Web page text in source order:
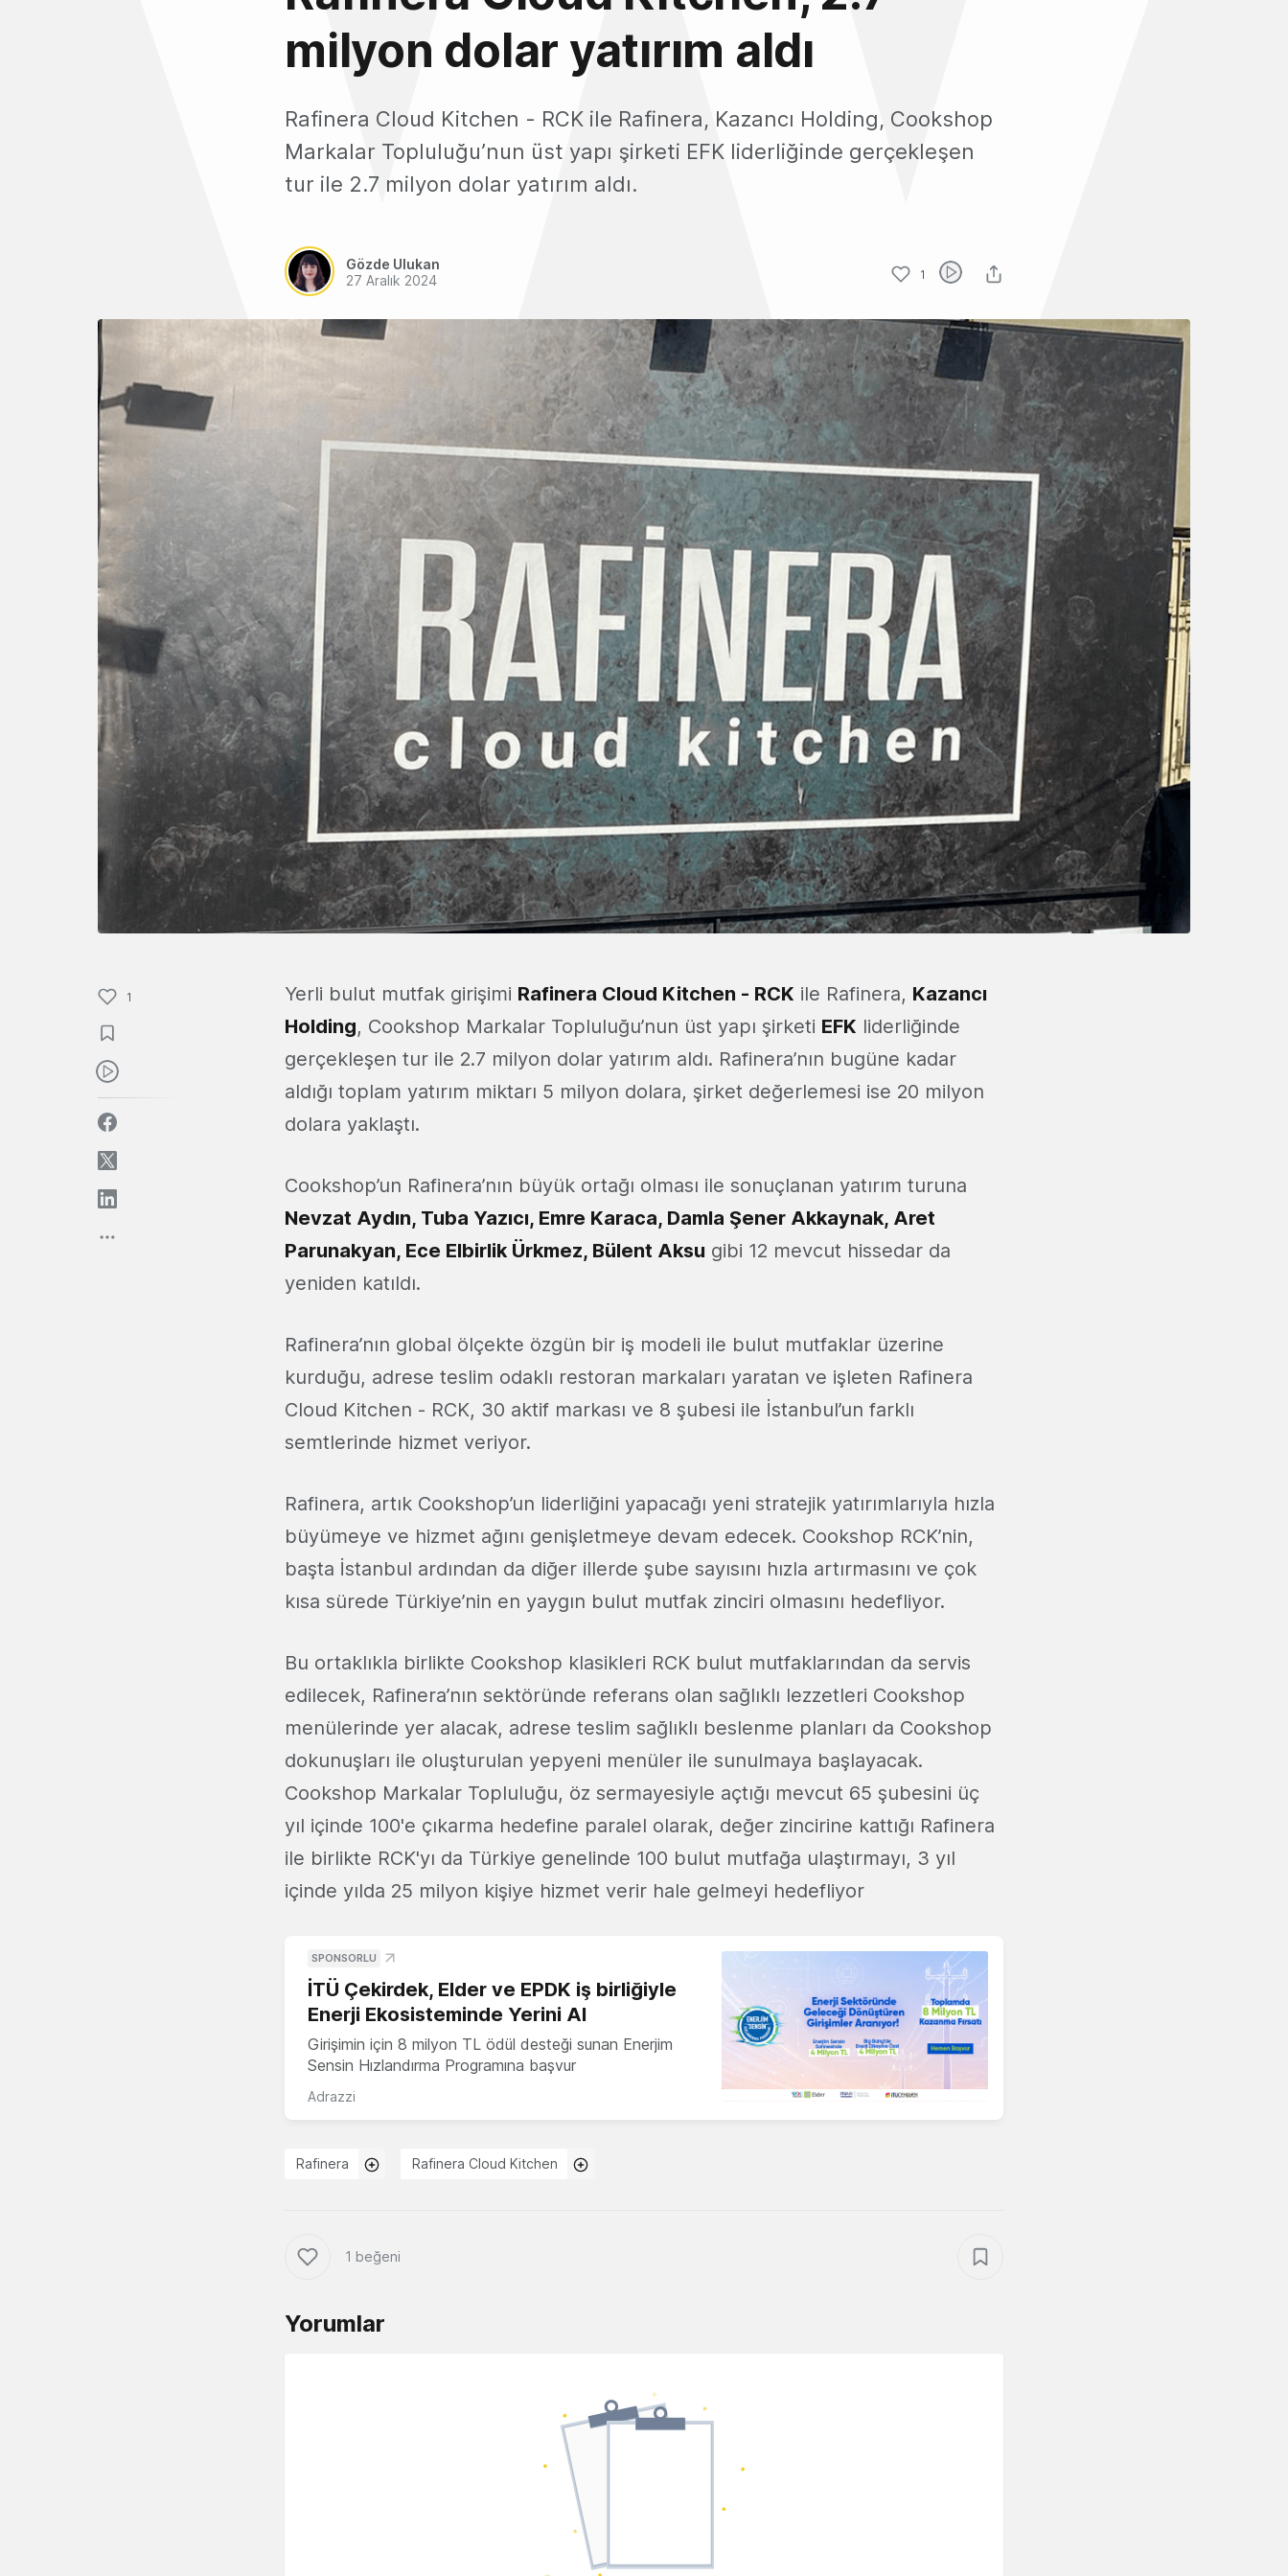
milyon dolar yatırım aldı
Rafinera Cloud Kitchen - RCK ile Rafinera, Kazancı Holding, Cookshop
Markalar Topluluğu’nun üst yapı şirketi EFK liderliğinde gerçekleşen
tur ile 2.7 milyon dolar yatırım aldı.
Gözde Ulukan
27 Aralık 2024
1
1 Yerli bulut mutfak girişimi Rafinera Cloud Kitchen - RCK ile Rafinera, Kazancı
Holding, Cookshop Markalar Topluluğu’nun üst yapı şirketi EFK liderliğinde
gerçekleşen tur ile 2.7 milyon dolar yatırım aldı. Rafinera’nın bugüne kadar
aldığı toplam yatırım miktarı 5 milyon dolara, şirket değerlemesi ise 20 milyon
dolara yaklaştı.
Cookshop’un Rafinera’nın büyük ortağı olması ile sonuçlanan yatırım turuna
Nevzat Aydın, Tuba Yazıcı, Emre Karaca, Damla Şener Akkaynak, Aret
Parunakyan, Ece Elbirlik Ürkmez, Bülent Aksu gibi 12 mevcut hissedar da
yeniden katıldı.
Rafinera’nın global ölçekte özgün bir iş modeli ile bulut mutfaklar üzerine
kurduğu, adrese teslim odaklı restoran markaları yaratan ve işleten Rafinera
Cloud Kitchen - RCK, 30 aktif markası ve 8 şubesi ile İstanbul’un farklı
semtlerinde hizmet veriyor.
Rafinera, artık Cookshop’un liderliğini yapacağı yeni stratejik yatırımlarıyla hızla
büyümeye ve hizmet ağını genişletmeye devam edecek. Cookshop RCK’nin,
başta İstanbul ardından da diğer illerde şube sayısını hızla artırmasını ve çok
kısa sürede Türkiye’nin en yaygın bulut mutfak zinciri olmasını hedefliyor.
Bu ortaklıkla birlikte Cookshop klasikleri RCK bulut mutfaklarından da servis
edilecek, Rafinera’nın sektöründe referans olan sağlıklı lezzetleri Cookshop
menülerinde yer alacak, adrese teslim sağlıklı beslenme planları da Cookshop
dokunuşları ile oluşturulan yepyeni menüler ile sunulmaya başlayacak.
Cookshop Markalar Topluluğu, öz sermayesiyle açtığı mevcut 65 şubesini üç
yıl içinde 100'e çıkarma hedefine paralel olarak, değer zincirine kattığı Rafinera
ile birlikte RCK'yı da Türkiye genelinde 100 bulut mutfağa ulaştırmayı, 3 yıl
içinde yılda 25 milyon kişiye hizmet verir hale gelmeyi hedefliyor
SPONSORLU
İTÜ Çekirdek, Elder ve EPDK iş birliğiyle
Enerji Ekosisteminde Yerini Al
Girişimin için 8 milyon TL ödül desteği sunan Enerjim
Sensin Hızlandırma Programına başvur
Adrazzi
Rafinera Rafinera Cloud Kitchen
1 beğeni
Yorumlar